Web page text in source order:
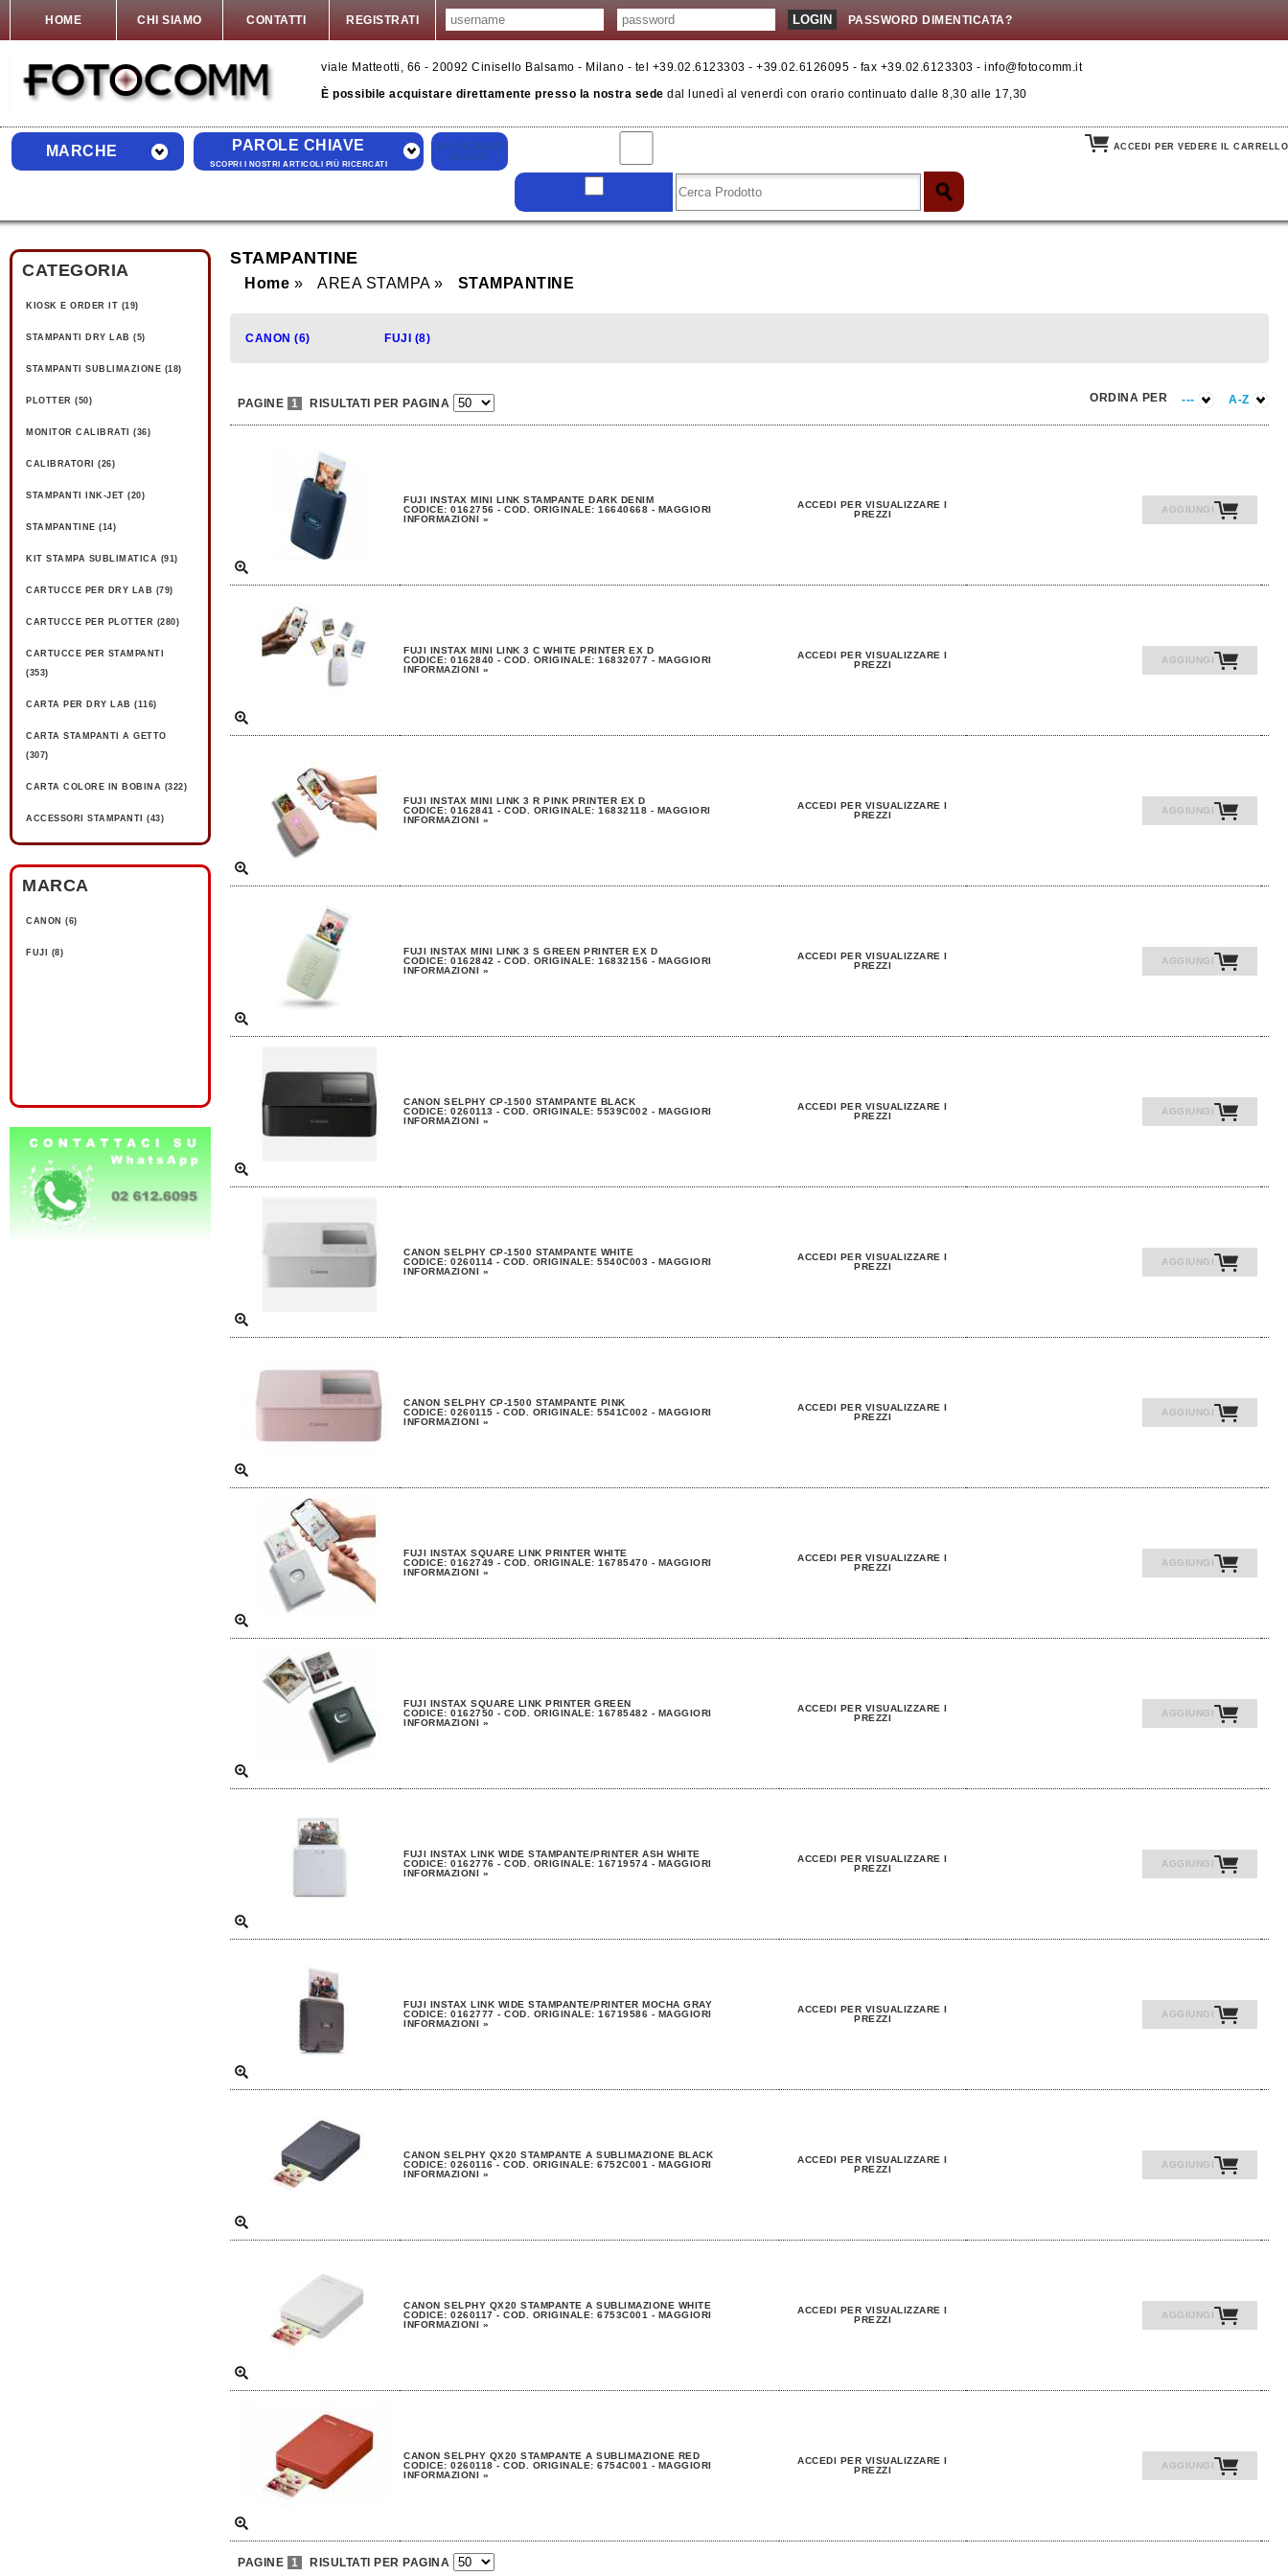
HOME CHI SIAMO CONTATTI REGISTRATI PASSWORD DIMENTICATA?
viale Matteotti, 66 - 20092 Cinisello Balsamo - Milano - tel +39.02.6123303 - +39.02.6126095 - fax +39.02.6123303 - info@fotocomm.it
È possibile acquistare direttamente presso la nostra sede dal lunedì al venerdì con orario continuato dalle 8,30 alle 17,30
MARCHE PAROLE CHIAVE
SCOPRI I NOSTRI ARTICOLI PIÙ RICERCATI
ACCEDI PER VEDERE IL CARRELLO
CATEGORIA
KIOSK E ORDER IT (19)
STAMPANTI DRY LAB (5)
STAMPANTI SUBLIMAZIONE (18)
PLOTTER (50)
MONITOR CALIBRATI (36)
CALIBRATORI (26)
STAMPANTI INK-JET (20)
STAMPANTINE (14)
KIT STAMPA SUBLIMATICA (91)
CARTUCCE PER DRY LAB (79)
CARTUCCE PER PLOTTER (280)
CARTUCCE PER STAMPANTI
(353)
CARTA PER DRY LAB (116)
CARTA STAMPANTI A GETTO
(307)
CARTA COLORE IN BOBINA (322)
ACCESSORI STAMPANTI (43)
MARCA
CANON (6)
FUJI (8)
STAMPANTINE
Home AREA STAMPA STAMPANTINE
CANON (6) FUJI (8)
PAGINE 1 RISULTATI PER PAGINA ORDINA PER --- A-Z
FUJI INSTAX MINI LINK STAMPANTE DARK DENIM
CODICE: 0162756 - COD. ORIGINALE: 16640668 - MAGGIORI
INFORMAZIONI »
ACCEDI PER VISUALIZZARE I
PREZZI
AGGIUNGI
FUJI INSTAX MINI LINK 3 C WHITE PRINTER EX D
CODICE: 0162840 - COD. ORIGINALE: 16832077 - MAGGIORI
INFORMAZIONI »
ACCEDI PER VISUALIZZARE I
PREZZI
AGGIUNGI
FUJI INSTAX MINI LINK 3 R PINK PRINTER EX D
CODICE: 0162841 - COD. ORIGINALE: 16832118 - MAGGIORI
INFORMAZIONI »
ACCEDI PER VISUALIZZARE I
PREZZI
AGGIUNGI
FUJI INSTAX MINI LINK 3 S GREEN PRINTER EX D
CODICE: 0162842 - COD. ORIGINALE: 16832156 - MAGGIORI
INFORMAZIONI »
ACCEDI PER VISUALIZZARE I
PREZZI
AGGIUNGI
CANON SELPHY CP-1500 STAMPANTE BLACK
CODICE: 0260113 - COD. ORIGINALE: 5539C002 - MAGGIORI
INFORMAZIONI »
ACCEDI PER VISUALIZZARE I
PREZZI
AGGIUNGI
CANON SELPHY CP-1500 STAMPANTE WHITE
CODICE: 0260114 - COD. ORIGINALE: 5540C003 - MAGGIORI
INFORMAZIONI »
ACCEDI PER VISUALIZZARE I
PREZZI
AGGIUNGI
CANON SELPHY CP-1500 STAMPANTE PINK
CODICE: 0260115 - COD. ORIGINALE: 5541C002 - MAGGIORI
INFORMAZIONI »
ACCEDI PER VISUALIZZARE I
PREZZI
AGGIUNGI
FUJI INSTAX SQUARE LINK PRINTER WHITE
CODICE: 0162749 - COD. ORIGINALE: 16785470 - MAGGIORI
INFORMAZIONI »
ACCEDI PER VISUALIZZARE I
PREZZI
AGGIUNGI
FUJI INSTAX SQUARE LINK PRINTER GREEN
CODICE: 0162750 - COD. ORIGINALE: 16785482 - MAGGIORI
INFORMAZIONI »
ACCEDI PER VISUALIZZARE I
PREZZI
AGGIUNGI
FUJI INSTAX LINK WIDE STAMPANTE/PRINTER ASH WHITE
CODICE: 0162776 - COD. ORIGINALE: 16719574 - MAGGIORI
INFORMAZIONI »
ACCEDI PER VISUALIZZARE I
PREZZI
AGGIUNGI
FUJI INSTAX LINK WIDE STAMPANTE/PRINTER MOCHA GRAY
CODICE: 0162777 - COD. ORIGINALE: 16719586 - MAGGIORI
INFORMAZIONI »
ACCEDI PER VISUALIZZARE I
PREZZI
AGGIUNGI
CANON SELPHY QX20 STAMPANTE A SUBLIMAZIONE BLACK
CODICE: 0260116 - COD. ORIGINALE: 6752C001 - MAGGIORI
INFORMAZIONI »
ACCEDI PER VISUALIZZARE I
PREZZI
AGGIUNGI
CANON SELPHY QX20 STAMPANTE A SUBLIMAZIONE WHITE
CODICE: 0260117 - COD. ORIGINALE: 6753C001 - MAGGIORI
INFORMAZIONI »
ACCEDI PER VISUALIZZARE I
PREZZI
AGGIUNGI
CANON SELPHY QX20 STAMPANTE A SUBLIMAZIONE RED
CODICE: 0260118 - COD. ORIGINALE: 6754C001 - MAGGIORI
INFORMAZIONI »
ACCEDI PER VISUALIZZARE I
PREZZI
AGGIUNGI
PAGINE 1 RISULTATI PER PAGINA